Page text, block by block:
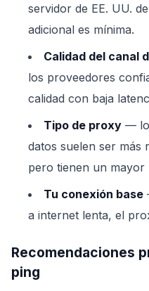
servidor de EE. UU.
adicional es mínima.
Calidad del canal
los proveedores
calidad con baja
Tipo de proxy —
datos suelen ser más
pero tienen un mayor
Tu conexión base
a internet lenta, el
Recomendaciones
ping